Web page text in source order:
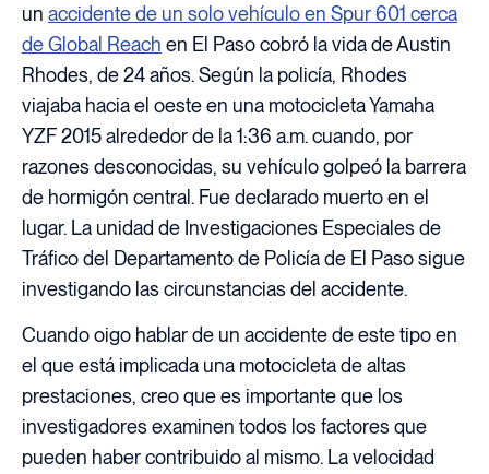
un accidente de un solo vehículo en Spur 601 cerca
de Global Reach en El Paso cobró la vida de Austin
Rhodes, de 24 años. Según la policía, Rhodes
viajaba hacia el oeste en una motocicleta Yamaha
YZF 2015 alrededor de la 1:36 a.m. cuando, por
razones desconocidas, su vehículo golpeó la barrera
de hormigón central. Fue declarado muerto en el
lugar. La unidad de Investigaciones Especiales de
Tráfico del Departamento de Policía de El Paso sigue
investigando las circunstancias del accidente.
Cuando oigo hablar de un accidente de este tipo en
el que está implicada una motocicleta de altas
prestaciones, creo que es importante que los
investigadores examinen todos los factores que
pueden haber contribuido al mismo. La velocidad